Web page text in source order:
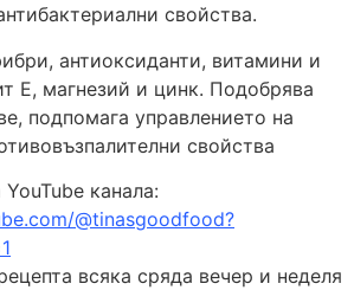
свойства.
антиоксиданти, витамини и
E, магнезий и цинк. Подобрява
подпомага управлението на
свойства
канала:
@tinasgoodfood?
всяка сряда вечер и неделя